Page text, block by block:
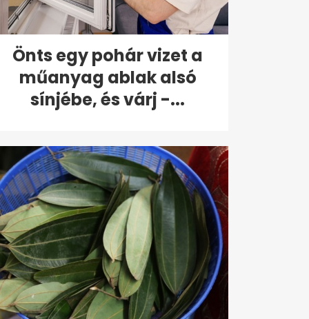
Önts egy pohár vizet a
műanyag ablak alsó
sínjébe, és várj -...